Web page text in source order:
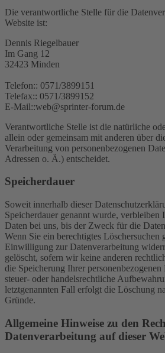
Die verantwortliche Stelle für die
Website ist:
Dennis Riegelbauer
Im Gang 12
32423 Minden
Telefon:: 0571/3899151
Telefax:: 0571/3899152
E-Mail::web@sprinter-forum.de
Verantwortliche Stelle ist die natürliche
allein oder gemeinsam mit anderen über
Verarbeitung von personenbezogenen
Adressen o. Ä.) entscheidet.
Speicherdauer
Soweit innerhalb dieser
Speicherdauer genannt wurde, verbleiben
Daten bei uns, bis der Zweck für die
Wenn Sie ein berechtigtes Löschersuchen
Einwilligung zur Datenverarbeitung
gelöscht, sofern wir keine anderen
die Speicherung Ihrer
steuer- oder handelsrechtliche
letztgenannten Fall erfolgt die Löschung
Gründe.
Allgemeine Hinweise zu den
Datenverarbeitung auf dieser